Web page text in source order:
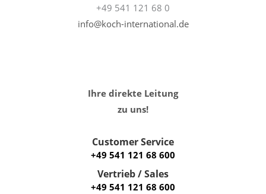
+49 541 121 68 0
info@koch-international.de
Ihre direkte Leitung
zu uns!
Customer Service
+49 541 121 68 600
Vertrieb / Sales
+49 541 121 68 600